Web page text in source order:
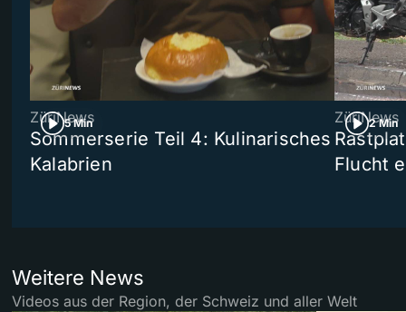
5 Min
ZüriNews
Sommerserie Teil 4: Kulinarisches
Kalabrien
2 Min
ZüriNews
Flucht
Weitere News
Videos aus der Region, der Schweiz und aller Welt